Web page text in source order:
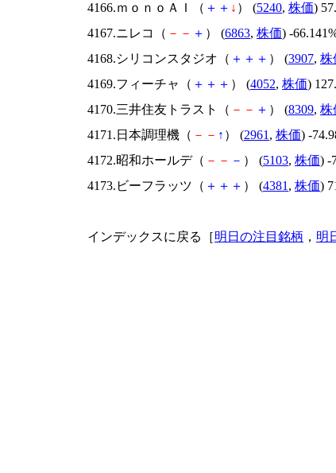
4166.ｍｏｎｏＡＩ（ ＋ ＋ ↓ ） (5240, 株価)
4167.ニレコ（ － － ＋ ） (6863, 株価) -
4168.シリコンスタジオ（ ＋ ＋ ＋ ） (3907, 株
4169.フィーチャ（ ＋ ＋ ＋ ） (4052, 株価)
4170.三井住友トラスト（ － － ＋ ） (8309, 株
4171.日本調理機（ － － ↑ ） (2961 , 株価) -
4172.昭和ホールデ（ － － － ） (5103, 株価) -
4173.ビーフラッツ（ ＋ ＋ ＋ ） (4381 , 株価)
インデックスに戻る［明日の注目銘柄 ， 明